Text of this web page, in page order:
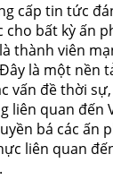
cấp tin tức
cho bất kỳ ấn
thành viên
là một nền
vấn đề thời
liên quan đến
bá các ấn
liên quan